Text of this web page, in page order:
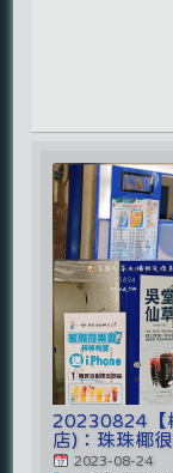
20230824【
店)：珠珠椰
2023-08-24